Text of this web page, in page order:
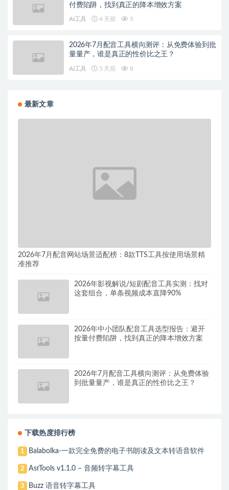
付费陷阱，找到真正的降本增效方案
AI工具 4 天前 5
2026年7月配音工具横向测评：从免费体验到批
量量产，谁是真正的性价比之王？
AI工具 5 天前 8
最新文章
2026年7月配音网站场景适配榜：8款TTS工具按使用场景精
准推荐
2026年影视解说/短剧配音工具实测：找对
这套组合，单条视频成本直降90%
2026年中小团队配音工具选型报告：避开
按量付费陷阱，找到真正的降本增效方案
2026年7月配音工具横向测评：从免费体验
到批量量产，谁是真正的性价比之王？
下载热度排行榜
1 Balabolka-一款完全免费的电子书朗读及文本转语音软件
2 AsrTools v1.1.0 – 音频转字幕工具
3 Buzz 语音转字幕工具